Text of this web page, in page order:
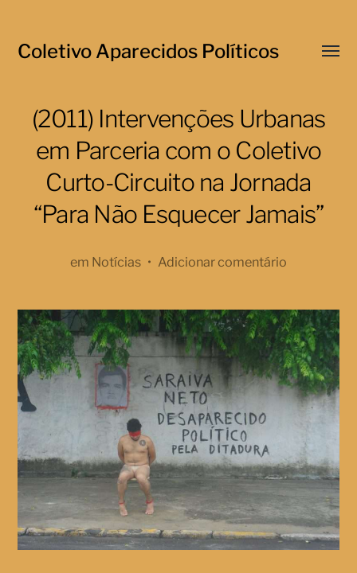
Coletivo Aparecidos Políticos
Menu
(2011) Intervenções Urbanas
em Parceria com o Coletivo
Curto-Circuito na Jornada
“Para Não Esquecer Jamais”
em Notícias • Adicionar comentário